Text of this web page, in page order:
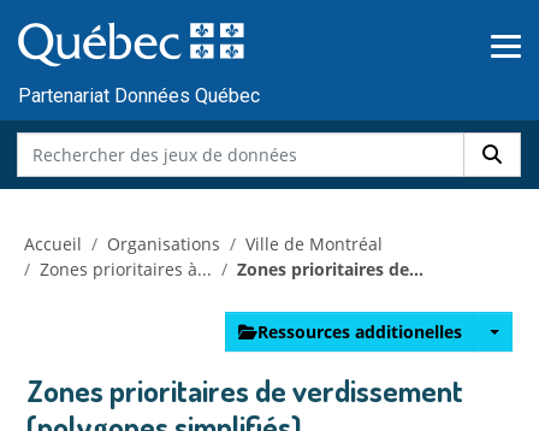
au
contenu
Partenariat Données Québec
Accueil Organisations
Ville de Montréal
Zones prioritaires à...
Zones prioritaires de...
Ressources additionelles
Zones prioritaires de verdissement